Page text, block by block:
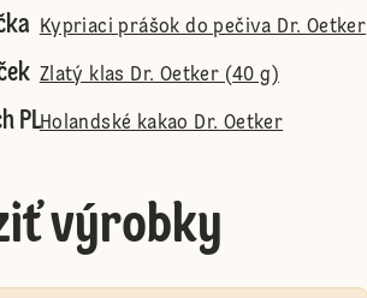
Kypriaci prášok do pečiva Dr. Oetker
Zlatý klas Dr. Oetker (40 g)
PLHolandské kakao Dr. Oetker
výrobky